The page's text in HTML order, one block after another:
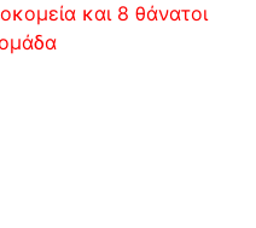
και 8 θάνατοι